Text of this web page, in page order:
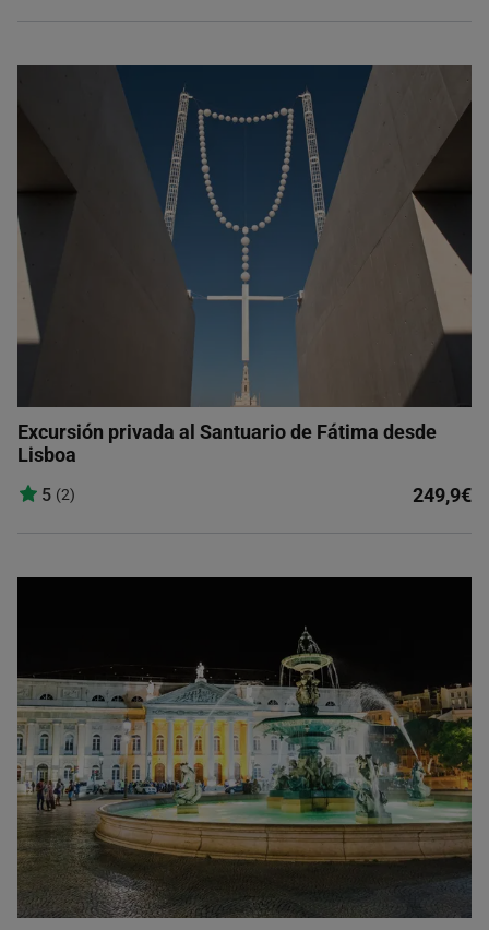
Excursión privada al Santuario de Fátima desde
Lisboa
5 (2) 249,9€